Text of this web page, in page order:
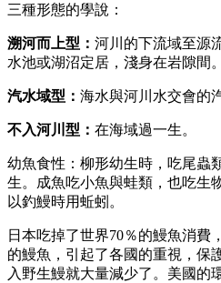
三種形態的學說：
溯河而上型： 河川的下流域至源
水池或湖沼定居，淺身在岩隙間。
汽水域型： 海水與河川水交會的
不入河川型： 在海域過一生。
幼魚食性：柳形幼生時，吃尾蟲
生。成魚吃小魚與蛙類，也吃生
以釣鰻時用蚯蚓。
日本吃掉了世界70％的鰻魚消費
的鰻魚，引起了各國的重視，保
入野生鰻就大量減少了。美國的